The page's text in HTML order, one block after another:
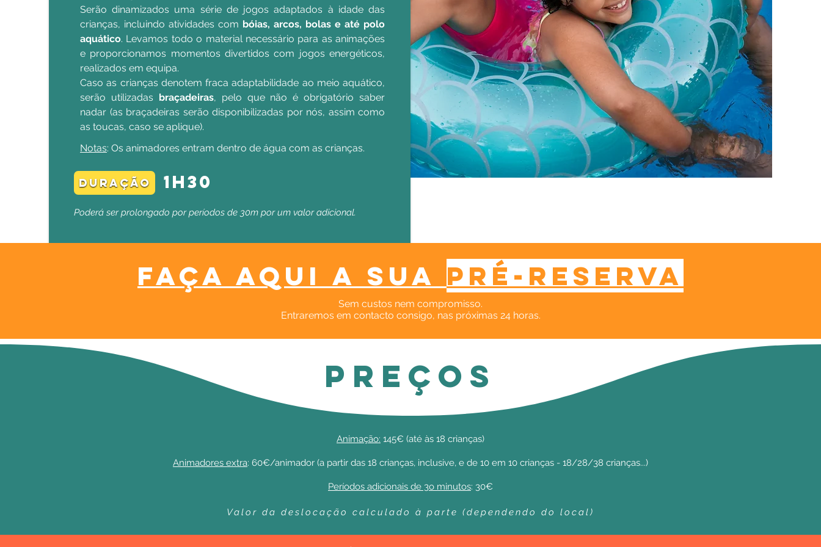
Serão dinamizados uma série de jogos adaptados à idade das
crianças, incluindo atividades com bóias, arcos, bolas e até polo
aquático. Levamos todo o material necessário para as animações
e proporcionamos momentos divertidos com jogos energéticos,
realizados em equipa.
Caso as crianças denotem fraca adaptabilidade ao meio aquático,
serão utilizadas braçadeiras, pelo que não é obrigatório saber
nadar (as braçadeiras serão disponibilizadas por nós, assim como
as toucas, caso se aplique).
Notas: Os animadores entram dentro de água com as crianças.
duração 1h30
Poderá ser prolongado por períodos de 30m por um valor adicional.
faça aqui a sua pré-reserva
Sem custos nem compromisso.​
Entraremos em contacto consigo, nas próximas 24 horas.
PREÇOS
Animação: 145€ (até às 18 crianças)
Animadores extra: 60€/animador (a partir das 18 crianças, inclusive, e de 10 em 10 crianças - 18/28/38 crianças...)
Períodos adicionais de 3o minutos: 30€
Valor da deslocação calculado à parte (dependendo do local)